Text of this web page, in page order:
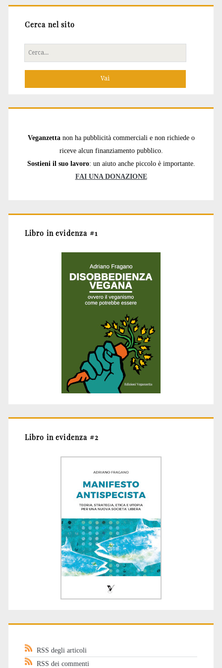
Cerca nel sito
Cerca
per:
Veganzetta non ha pubblicità commerciali e non richiede o
riceve alcun finanziamento pubblico.
Sostieni il suo lavoro: un aiuto anche piccolo è importante.
FAI UNA DONAZIONE
Libro in evidenza #1
Libro in evidenza #2
RSS degli articoli
RSS dei commenti